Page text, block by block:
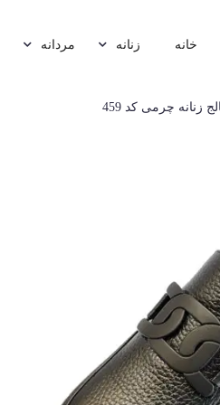
خانه زنانه مردانه
زنانه چرمی کد 459